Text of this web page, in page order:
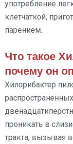
употребление
клетчаткой,
парением.
Что такое
почему он
Хилорибактер
проникать в
тракта, вызывая